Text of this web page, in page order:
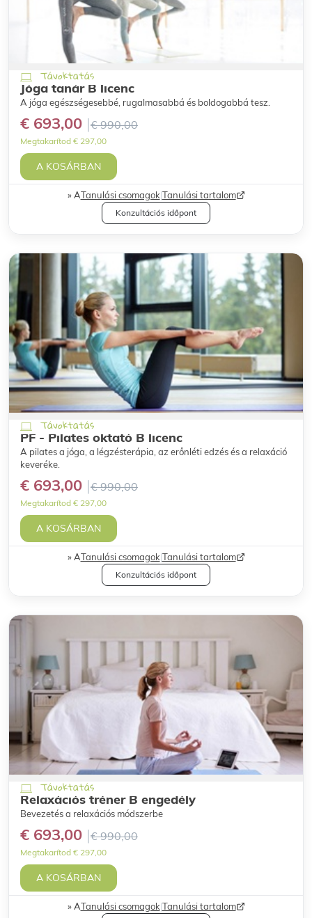
Távoktatás
Jóga tanár B licenc
A jóga egészségesebbé, rugalmasabbá és boldogabbá tesz.
€ 693,00 € 990,00
Megtakarítod € 297,00
A KOSÁRBAN
ATanulási csomagok|Tanulási tartalom
Konzultációs időpont
Távoktatás
PF - Pilates oktató B licenc
A pilates a jóga, a légzésterápia, az erőnléti edzés és a relaxáció
keveréke.
€ 693,00 € 990,00
Megtakarítod € 297,00
A KOSÁRBAN
ATanulási csomagok|Tanulási tartalom
Konzultációs időpont
Távoktatás
Relaxációs tréner B engedély
Bevezetés a relaxációs módszerbe
€ 693,00 € 990,00
Megtakarítod € 297,00
A KOSÁRBAN
ATanulási csomagok|Tanulási tartalom